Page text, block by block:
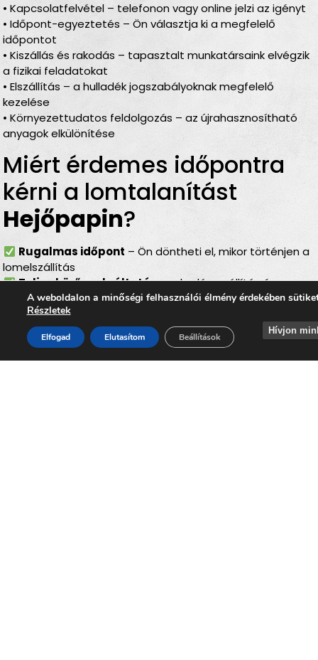
• Kapcsolatfelvétel – telefonon vagy online jelzi az igényt
• Időpont-egyeztetés – Ön választja ki a megfelelő
időpontot
• Kiszállás és rakodás – tapasztalt munkatársaink elvégzik
a fizikai feladatokat
• Elszállítás – a hulladék jogszabályoknak megfelelő
kezelése
• Környezettudatos feldolgozás – az újrahasznosítható
anyagok elkülönítése
Miért érdemes időpontra
kérni a lomtalanítást
Hejőpapin?
Rugalmas időpont – Ön döntheti el, mikor történjen a
lomelszállítás
Teljes körű szolgáltatás– rakodás, szállítás és
elszámolás egyben
Bírságmentes megoldás
kihelyezni a lomokat
Környezetbarát feldolgozás– felelős, szelektív
hulladékkezelés
A weboldalon a minőségi felhasználói élmény érdekében
Részletek
Elfogad Elutasítom Beállítások
Hívjon